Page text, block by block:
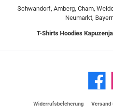
Schwandorf, Amberg, Cham,
Neumarkt,
T-Shirts Hoodies
Widerrufsbeleherung Versand